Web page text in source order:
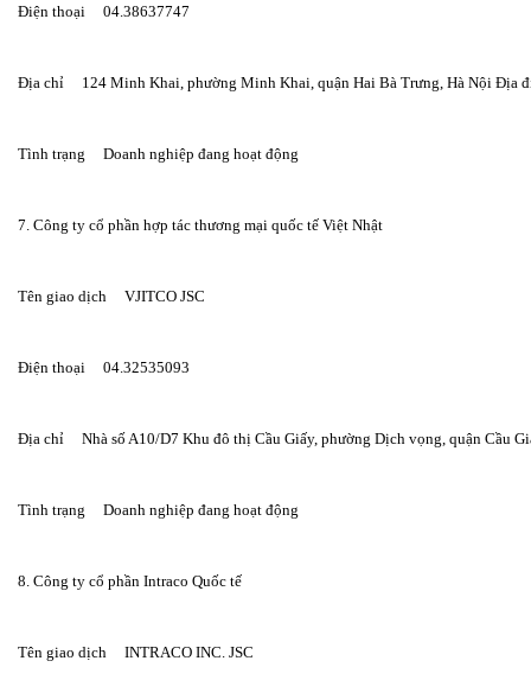
Điện thoại     04.38637747
Địa chỉ     124 Minh Khai, phường Minh Khai, quận Hai Bà Trưng, Hà Nội
Tình trạng     Doanh nghiệp đang hoạt động
7. Công ty cổ phần hợp tác thương mại quốc tế Việt Nhật
Tên giao dịch     VJITCO JSC
Điện thoại     04.32535093
Địa chỉ     Nhà số A10/D7 Khu đô thị Cầu Giấy, phường Dịch vọng, quận Cầu
Tình trạng     Doanh nghiệp đang hoạt động
8. Công ty cổ phần Intraco Quốc tế
Tên giao dịch     INTRACO INC. JSC